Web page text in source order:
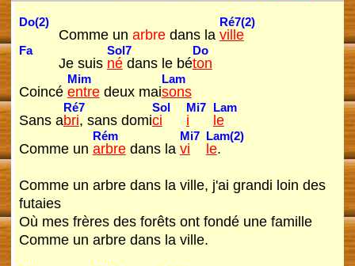
Do(2)
Comme un arbredans la
Ré7(2)
ville
Fa
Je suis
Sol7
nédans le bé
Do
ton
Coincé
Mim
entredeux mai
Lam
sons
Sans a
Ré7
bri, sans domi
Sol
ci
Mi7
i
Lam
le
Comme un
Rém
arbredans la
Mi7
vi
Lam(2)
le.
Comme un arbre dans la ville, j'ai grandi loin des
futaies
Où mes frères des forêts ont fondé une famille
Comme un arbre dans la ville.